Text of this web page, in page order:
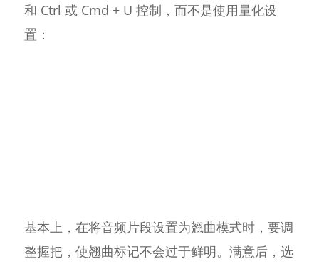
和 Ctrl 或 Cmd + U 控制，而不是使用量化设
置：
基本上，在将音频片段设置为翘曲模式时，要调
整握把，使翘曲标记不会过于鲜明。满意后，选